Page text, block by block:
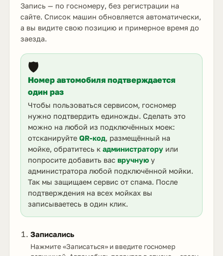
Запись — по госномеру, без регистрации на
сайте. Список машин обновляется автоматически,
а вы видите свою позицию и примерное время до
заезда.
🛡️
Номер автомобиля подтверждается
один раз
Чтобы пользоваться сервисом, госномер
нужно подтвердить единожды. Сделать это
можно на любой из подключённых моек:
отсканируйте QR-код, размещённый на
мойке, обратитесь к администраторуили
попросите добавить вас вручнуюу
администратора любой подключённой мойки.
Так мы защищаем сервис от спама. После
подтверждения на всех мойках вы
записываетесь в один клик.
Записались
Нажмите «Записаться» и введите госномер